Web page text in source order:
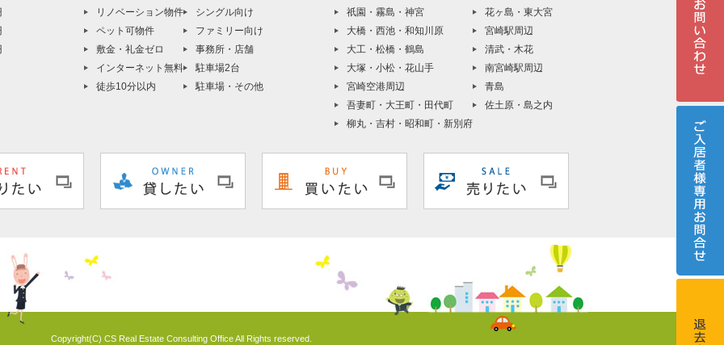
リノベーション物件
ペット可物件
敷金・礼金ゼロ
インターネット無料
徒歩10分以内
シングル向け
ファミリー向け
事務所・店舗
駐車場2台
駐車場・その他
祇園・霧島・神宮
大橋・西池・和知川原
大工・松橋・鶴島
大塚・小松・花山手
宮崎空港周辺
吾妻町・大王町・田代町
柳丸・吉村・昭和町・新別府
花ヶ島・東大宮
宮崎駅周辺
清武・木花
南宮崎駅周辺
青島
佐土原・島之内
Copyright(C) CS Real Estate Consulting Office All Rights reserved.